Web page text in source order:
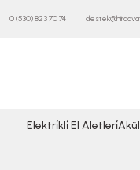
0 (530) 823 70 74
Elektri̇kli̇ El Aletleri̇